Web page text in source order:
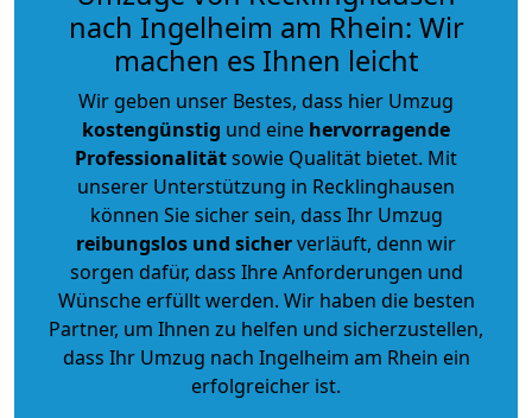
nach Ingelheim am Rhein: Wir
machen es Ihnen leicht
Wir geben unser Bestes, dass hier Umzug
kostengünstig und eine hervorragende
Professionalitätsowie Qualität bietet. Mit
unserer Unterstützung in Recklinghausen
können Sie sicher sein, dass Ihr Umzug
reibungslos und sicherverläuft, denn wir
sorgen dafür, dass Ihre Anforderungen und
Wünsche erfüllt werden. Wir haben die besten
Partner, um Ihnen zu helfen und sicherzustellen,
dass Ihr Umzug nach Ingelheim am Rhein ein
erfolgreicher ist.